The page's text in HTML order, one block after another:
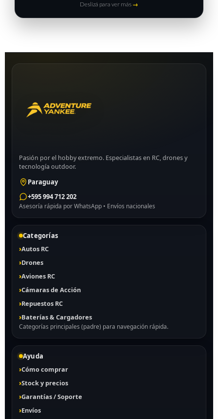
Deslizá para ver más →
Pasión por el hobby extremo. Especialistas en RC, drones y
tecnología outdoor.
Paraguay
+595 994 712 202
Asesoría rápida por WhatsApp • Envíos nacionales
Categorías
Autos RC
Drones
Aviones RC
Cámaras de Acción
Repuestos RC
Baterías & Cargadores
Categorías principales (padre) para navegación rápida.
Ayuda
Cómo comprar
Stock y precios
Garantías / Soporte
Envíos